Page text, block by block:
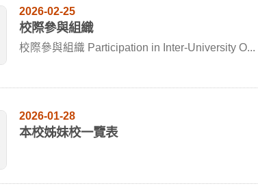
2026-02-25
校際參與組織
校際參與組織 Participation in Inter-University O...
2026-01-28
本校姊妹校一覽表